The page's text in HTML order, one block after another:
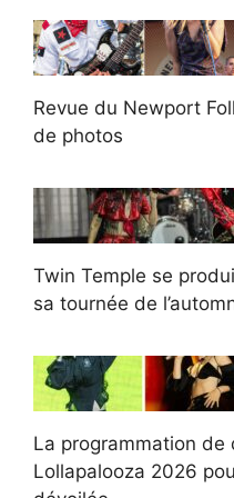
Revue du Newport
de photos
Twin Temple se
sa tournée de
La programmation
Lollapalooza 2026